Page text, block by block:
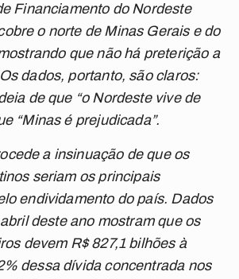
Financiamento do Nordeste
o norte de Minas Gerais e do
que não há preterição a
dados, portanto, são claros:
de que “o Nordeste vive de
“Minas é prejudicada”.
a insinuação de que os
seriam os principais
endividamento do país. Dados
deste ano mostram que os
devem R$ 827,1 bilhões à
dessa dívida concentrada nos